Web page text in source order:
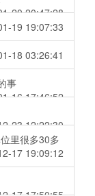
20 20:47:28
19 19:07:33
18 03:26:41
事
16 17:46:52
23 12:22:30
里很多30多
17 19:09:12